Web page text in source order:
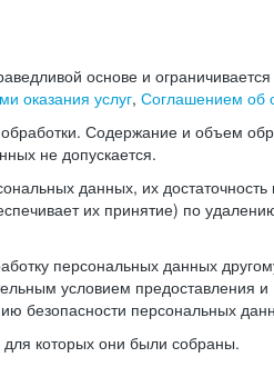
основе и
оказания услуг, Соглашением об
Содержание и объем
не допускается.
данных, их
их принятие) по
персональных данных
условием предоставления
безопасности персональных
которых они были собраны.